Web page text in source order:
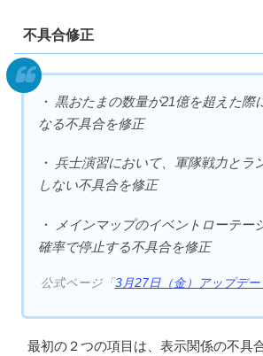
不具合修正
・ 黒おたまの数量が21億を超えた際
なる不具合を修正
・ 兵士演習において、軍隊戦力とラ
しない不具合を修正
・ メインマップのイベントローテー
確率で停止する不具合を修正
公式ページ「 3月27日（金）アップデ
最初の２つの項目は、表示関係の不具